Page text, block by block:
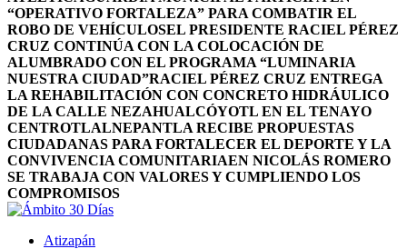
“OPERATIVO FORTALEZA” PARA COMBATIR EL
ROBO DE VEHÍCULOSEL PRESIDENTE RACIEL PÉREZ
CRUZ CONTINÚA CON LA COLOCACIÓN DE
ALUMBRADO CON EL PROGRAMA “LUMINARIA
NUESTRA CIUDAD”RACIEL PÉREZ CRUZ ENTREGA
LA REHABILITACIÓN CON CONCRETO HIDRÁULICO
DE LA CALLE NEZAHUALCÓYOTL EN EL TENAYO
CENTROTLALNEPANTLA RECIBE PROPUESTAS
CIUDADANAS PARA FORTALECER EL DEPORTE Y LA
CONVIVENCIA COMUNITARIAEN NICOLÁS ROMERO
SE TRABAJA CON VALORES Y CUMPLIENDO LOS
COMPROMISOS
Atizapán